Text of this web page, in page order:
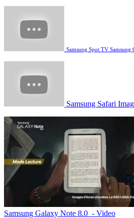
Samsung Spot TV
Samsung Safari
Samsung Galaxy Note 8.0 - Video